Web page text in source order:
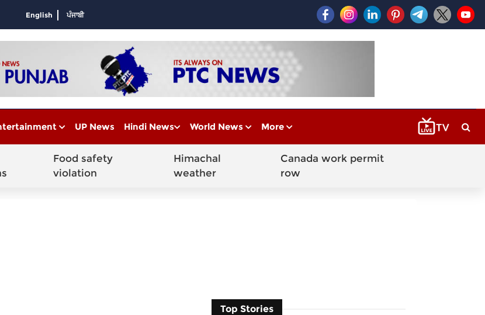
English ਪੰਜਾਬੀ
UP News Hindi News World News More
Food safety
violation
Himachal
weather
Canada work permit
row
Top Stories